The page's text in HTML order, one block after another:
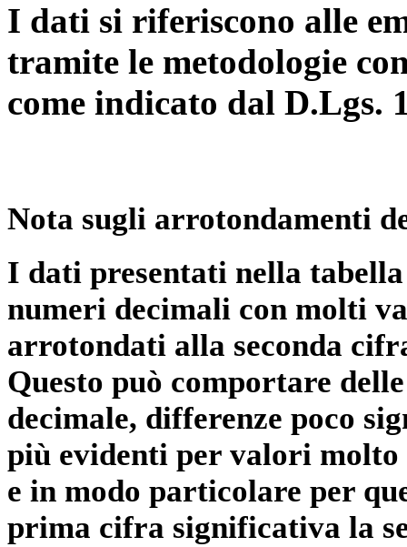
I dati si riferiscono alle
tramite le metodologie
come indicato dal D.Lgs.
Nota sugli arrotondamenti
I dati presentati nella
numeri decimali con molti
arrotondati alla seconda
Questo può comportare
decimale, differenze poco
più evidenti per valori
e in modo particolare per
prima cifra significativa la